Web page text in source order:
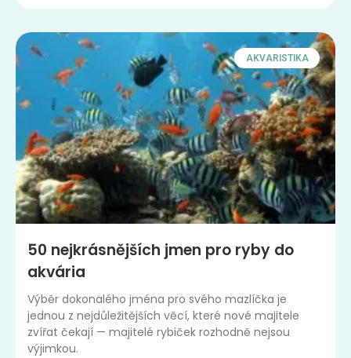
AKVARISTIKA
50 nejkrásnějších jmen pro ryby do
akvária
Výběr dokonalého jména pro svého mazlíčka je
jednou z nejdůležitějších věcí, které nové majitele
zvířat čekají — majitelé rybiček rozhodně nejsou
výjimkou.